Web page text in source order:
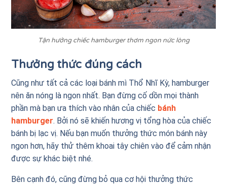
Tận hưởng chiếc hamburger thơm ngon nức lòng
Thưởng thức đúng cách
Cũng như tất cả các loại bánh mì Thổ Nhĩ Kỳ, hamburger
nên ăn nóng là ngon nhất. Bạn đừng cố dồn mọi thành
phần mà bạn ưa thích vào nhân của chiếc bánh
hamburger. Bởi nó sẽ khiến hương vị tổng hòa của chiếc
bánh bị lạc vị. Nếu bạn muốn thưởng thức món bánh này
ngon hơn, hãy thử thêm khoai tây chiên vào để cảm nhận
được sự khác biệt nhé.
Bên cạnh đó, cũng đừng bỏ qua cơ hội thưởng thức